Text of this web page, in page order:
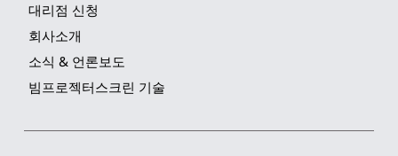
대리점 신청
회사소개
소식 & 언론보도
빔프로젝터스크린 기술